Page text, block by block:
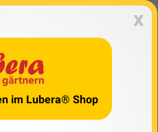
x
im Lubera® Shop